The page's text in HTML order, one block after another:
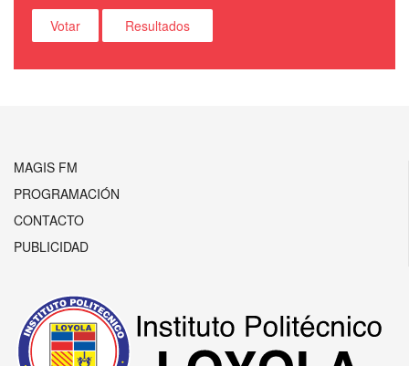
MAGIS FM
PROGRAMACIÓN
CONTACTO
PUBLICIDAD